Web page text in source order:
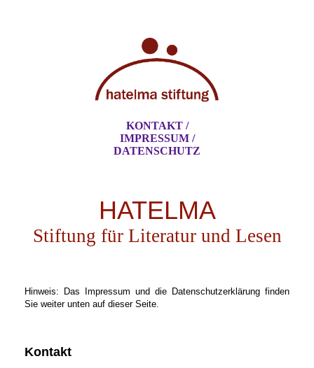
KONTAKT /
IMPRESSUM /
DATENSCHUTZ
HATELMA
Stiftung für Literatur und Lesen
Hinweis: Das Impressum und die Datenschutzerklärung finden
Sie weiter unten auf dieser Seite.
Kontakt